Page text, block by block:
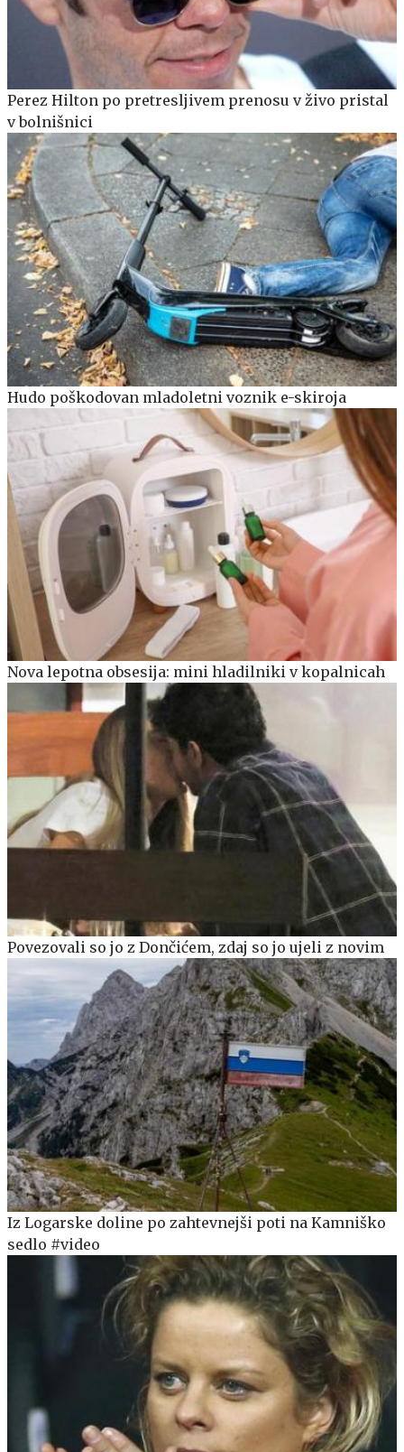
Perez Hilton po pretresljivem prenosu v živo pristal
v bolnišnici
Hudo poškodovan mladoletni voznik e-skiroja
Nova lepotna obsesija: mini hladilniki v kopalnicah
Povezovali so jo z Dončićem, zdaj so jo ujeli z novim
Iz Logarske doline po zahtevnejši poti na Kamniško
sedlo #video